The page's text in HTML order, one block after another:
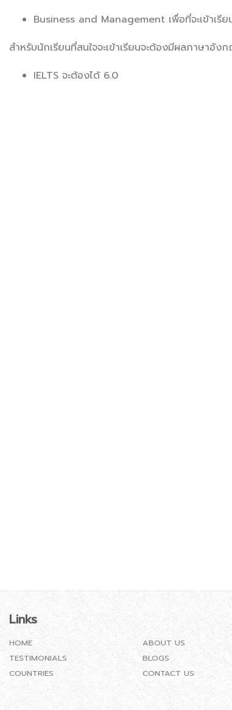
Business and Management เพื่อที่จะเข้าเรีย
สำหรับนักเรียนที่สนใจจะเข้าเรียนจะต้องมีผลภาษาอัง
IELTS จะต้องได้ 6.0
Links
HOME
TESTIMONIALS
COUNTRIES
ABOUT US
BLOGS
CONTACT US